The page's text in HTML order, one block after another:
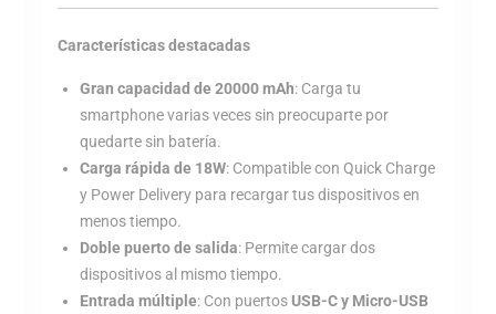
Características destacadas
Gran capacidad de 20000 mAh: Carga tu
smartphone varias veces sin preocuparte por
quedarte sin batería.
Carga rápida de 18W: Compatible con Quick Charge
y Power Delivery para recargar tus dispositivos en
menos tiempo.
Doble puerto de salida: Permite cargar dos
dispositivos al mismo tiempo.
Entrada múltiple: Con puertos USB-C y Micro-USB